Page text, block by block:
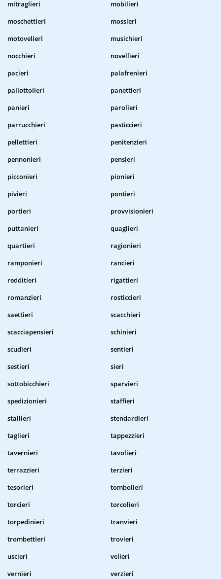
mitraglieri
mobilieri
moschettieri
mossieri
motovelieri
musichieri
nocchieri
novellieri
pacieri
palafrenieri
pallottolieri
panettieri
panieri
parolieri
parrucchieri
pasticcieri
pellettieri
penitenzieri
pennonieri
pensieri
picconieri
pionieri
pivieri
pontieri
portieri
provvisionieri
puttanieri
quaglieri
quartieri
ragionieri
ramponieri
rancieri
redditieri
rigattieri
romanzieri
rosticcieri
saettieri
scacchieri
scacciapensieri
schinieri
scudieri
sentieri
sestieri
sieri
sottobicchieri
sparvieri
spedizionieri
staffieri
stallieri
stendardieri
taglieri
tappezzieri
tavernieri
tavolieri
terrazzieri
terzieri
tesorieri
tombolieri
torcieri
torcolieri
torpedinieri
tranvieri
trombettieri
trovieri
uscieri
velieri
vernieri
verzieri